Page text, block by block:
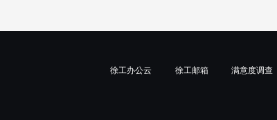
徐工办公云 徐工邮箱 满意度调查